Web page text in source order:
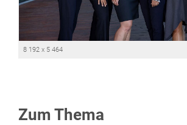
8 192 x 5 464
Zum Thema